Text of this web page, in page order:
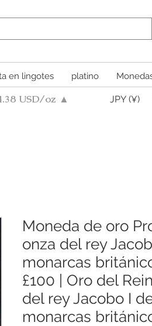
en lingotes platino
USD/oz ▲ JPY (¥)
Moneda de oro
onza del rey
monarcas
£100 | Oro del
del rey Jacobo I
monarcas